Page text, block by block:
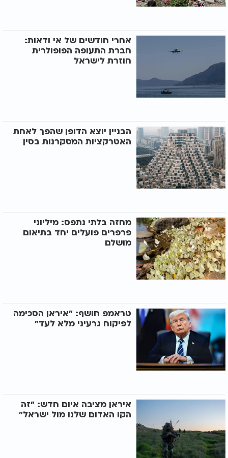
אחרי חודשים של אי ודאות:
חברת התעופה הפופולרית
חוזרת לישראל
הבניין יוצא הדופן שהפך לאחת
האטרקציות המסקרנות בסין
מחזה בלתי נתפס: מיליוני
פרפרים פועלים יחד בתיאום
מושלם
טראמפ חושף: "איראן הסכימה
לפיקוח גרעיני מלא לעד"
איראן מציבה איום חדש: "זה
הקו האדום שלנו מול ישראל"